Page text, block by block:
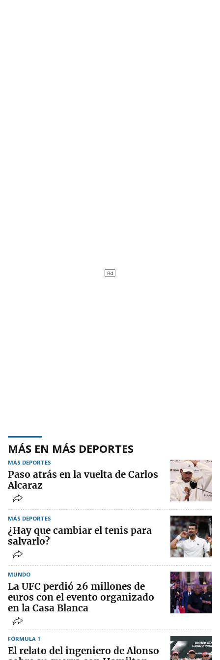
MÁS EN MÁS DEPORTES
MÁS DEPORTES
Paso atrás en la vuelta de Carlos
Alcaraz
MÁS DEPORTES
¿Hay que cambiar el tenis para
salvarlo?
MUNDO
La UFC perdió 26 millones de
euros con el evento organizado
en la Casa Blanca
FÓRMULA 1
El relato del ingeniero de Alonso